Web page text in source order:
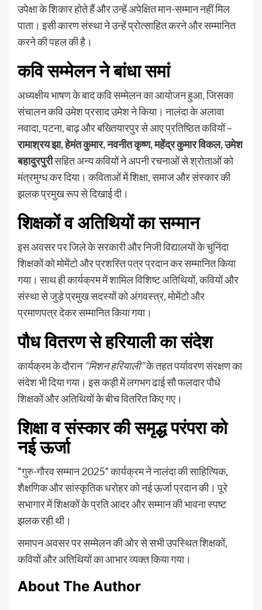
उपेक्षा के शिकार होते हैं और उन्हें अपेक्षित मान-सम्मान नहीं मिल
पाता। इसी कारण संस्था ने उन्हें प्रोत्साहित करने और सम्मानित
करने की पहल की है।
कवि सम्मेलन ने बांधा समां
अध्यक्षीय भाषण के बाद कवि सम्मेलन का आयोजन हुआ, जिसका
संचालन कवि उमेश प्रसाद उमेश ने किया। नालंदा के अलावा
नवादा, पटना, बाढ़ और बख्तियारपुर से आए प्रतिष्ठित कवियों –
रामाश्रय झा, हेमंत कुमार, नवनीत कृष्ण, महेंद्र कुमार विकल, उमेश
बहादुरपुरीसहित अन्य कवियों ने अपनी रचनाओं से श्रोताओं को
मंत्रमुग्ध कर दिया। कविताओं में शिक्षा, समाज और संस्कार की
झलक प्रमुख रूप से दिखाई दी।
शिक्षकों व अतिथियों का सम्मान
इस अवसर पर जिले के सरकारी और निजी विद्यालयों के चुनिंदा
शिक्षकों को मोमेंटो और प्रशस्ति पत्र प्रदान कर सम्मानित किया
गया। साथ ही कार्यक्रम में शामिल विशिष्ट अतिथियों, कवियों और
संस्था से जुड़े प्रमुख सदस्यों को अंगवस्त्र, मोमेंटो और
प्रमाणपत्र देकर सम्मानित किया गया।
पौध वितरण से हरियाली का संदेश
कार्यक्रम के दौरान “मिशन हरियाली”के तहत पर्यावरण संरक्षण का
संदेश भी दिया गया। इस कड़ी में लगभग ढाई सौ फलदार पौधे
शिक्षकों और अतिथियों के बीच वितरित किए गए।
शिक्षा व संस्कार की समृद्ध परंपरा को
नई ऊर्जा
“गुरु-गौरव सम्मान 2025” कार्यक्रम ने नालंदा की साहित्यिक,
शैक्षणिक और सांस्कृतिक धरोहर को नई ऊर्जा प्रदान की। पूरे
सभागार में शिक्षकों के प्रति आदर और सम्मान की भावना स्पष्ट
झलक रही थी।
समापन अवसर पर सम्मेलन की ओर से सभी उपस्थित शिक्षकों,
कवियों और अतिथियों का आभार व्यक्त किया गया।
About The Author